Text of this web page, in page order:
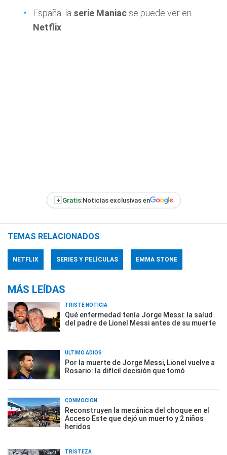
España: la serie Maniac se puede ver en
Netflix
+ Gratis:Noticias exclusivas en
TEMAS RELACIONADOS
NETFLIX SERIES Y PELÍCULAS EMMA STONE
MÁS LEÍDAS
TRISTE NOTICIA
Qué enfermedad tenía Jorge Messi: la salud
del padre de Lionel Messi antes de su muerte
ÚLTIMO ADIÓS
Por la muerte de Jorge Messi, Lionel vuelve a
Rosario: la difícil decisión que tomó
CONMOCIÓN
Reconstruyen la mecánica del choque en el
Acceso Este que dejó un muerto y 2 niños
heridos
TRISTEZA